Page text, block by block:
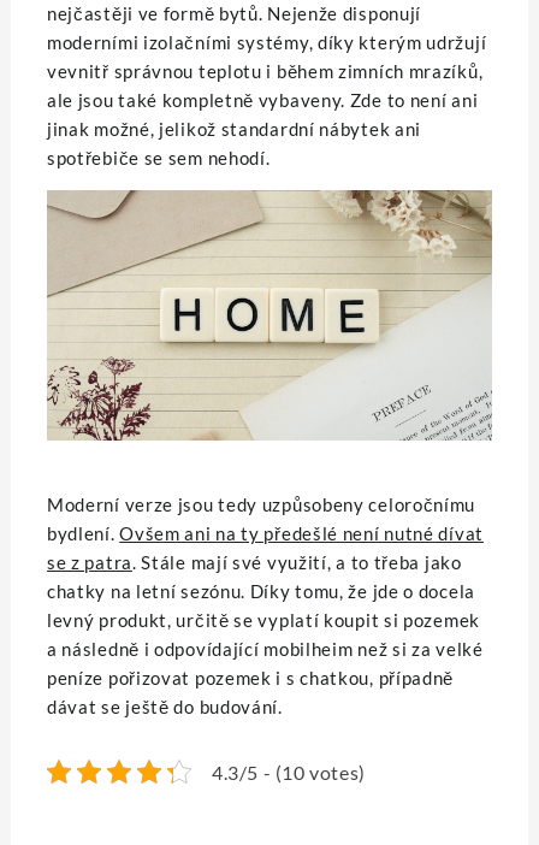
nejčastěji ve formě bytů. Nejenže disponují
moderními izolačními systémy, díky kterým udržují
vevnitř správnou teplotu i během zimních mrazíků,
ale jsou také kompletně vybaveny. Zde to není ani
jinak možné, jelikož standardní nábytek ani
spotřebiče se sem nehodí.
Moderní verze jsou tedy uzpůsobeny celoročnímu
bydlení.Ovšem ani na ty předešlé není nutné dívat
se z patra. Stále mají své využití, a to třeba jako
chatky na letní sezónu. Díky tomu, že jde o docela
levný produkt, určitě se vyplatí koupit si pozemek
a následně i odpovídající mobilheim než si za velké
peníze pořizovat pozemek i s chatkou, případně
dávat se ještě do budování.
4.3/5 - (10 votes)